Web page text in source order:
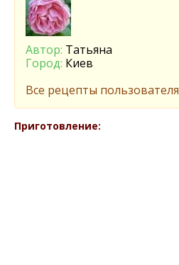
Автор: Татьяна
Город: Киев
Все рецепты пользователя
Приготовление: